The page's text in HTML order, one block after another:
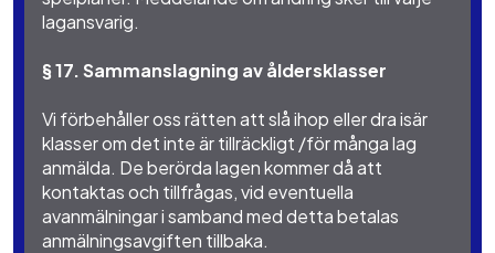
lagansvarig.
§ 17. Sammanslagning av åldersklasser
Vi förbehåller oss rätten att slå ihop eller dra isär
klasser om det inte är tillräckligt /för många lag
anmälda. De berörda lagen kommer då att
kontaktas och tillfrågas, vid eventuella
avanmälningar i samband med detta betalas
anmälningsavgiften tillbaka.